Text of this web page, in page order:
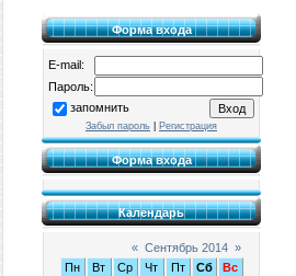
Форма входа
E-mail:
Пароль:
запомнить
Забыл пароль Регистрация
Форма входа
Календарь
« Сентябрь 2014 »
Пн
Вт Ср Чт Пт Сб
Вс